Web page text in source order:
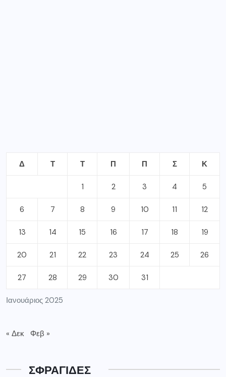
Ιανουάριος 2025
Δ Τ Τ Π Π Σ Κ
1 2 3 4 5
6 7 8 9 10 11 12
13 14 15 16 17 18 19
20 21 22 23 24 25 26
27 28 29 30 31
« Δεκ Φεβ »
ΣΦΡΑΓΙΔΕΣ